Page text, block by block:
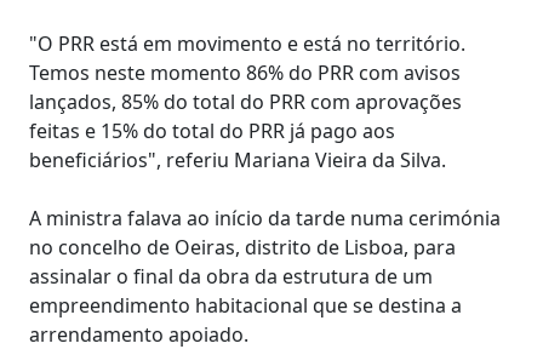
"O PRR está em movimento e está no território.
Temos neste momento 86% do PRR com avisos
lançados, 85% do total do PRR com aprovações
feitas e 15% do total do PRR já pago aos
beneficiários", referiu Mariana Vieira da Silva.
A ministra falava ao início da tarde numa cerimónia
no concelho de Oeiras, distrito de Lisboa, para
assinalar o final da obra da estrutura de um
empreendimento habitacional que se destina a
arrendamento apoiado.